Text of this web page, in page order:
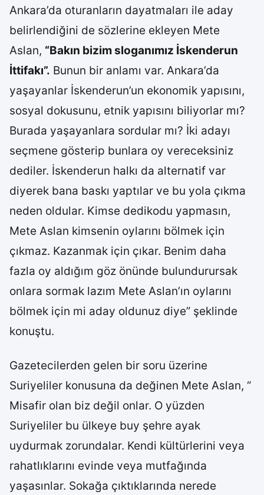
Ankara’da oturanların dayatmaları ile aday
belirlendiğini de sözlerine ekleyen Mete
Aslan, “Bakın bizim sloganımız İskenderun
İttifakı”. Bunun bir anlamı var. Ankara’da
yaşayanlar İskenderun’un ekonomik yapısını,
sosyal dokusunu, etnik yapısını biliyorlar mı?
Burada yaşayanlara sordular mı? İki adayı
seçmene gösterip bunlara oy vereceksiniz
dediler. İskenderun halkı da alternatif var
diyerek bana baskı yaptılar ve bu yola çıkma
neden oldular. Kimse dedikodu yapmasın,
Mete Aslan kimsenin oylarını bölmek için
çıkmaz. Kazanmak için çıkar. Benim daha
fazla oy aldığım göz önünde bulundurursak
onlara sormak lazım Mete Aslan’ın oylarını
bölmek için mi aday oldunuz diye” şeklinde
konuştu.
Gazetecilerden gelen bir soru üzerine
Suriyeliler konusuna da değinen Mete Aslan, “
Misafir olan biz değil onlar. O yüzden
Suriyeliler bu ülkeye buy şehre ayak
uydurmak zorundalar. Kendi kültürlerini veya
rahatlıklarını evinde veya mutfağında
yaşasınlar. Sokağa çıktıklarında nerede